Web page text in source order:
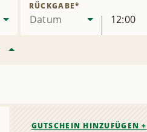
Datum
RÜCKGABE*
12:00
GUTSCHEIN HINZUFÜGEN +